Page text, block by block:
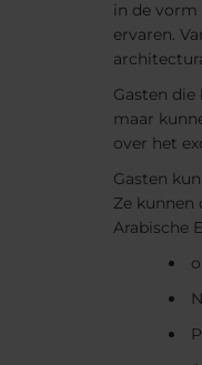
in de vorm
ervaren.
Gasten
maar
over het
Gasten
Ze
Arabische